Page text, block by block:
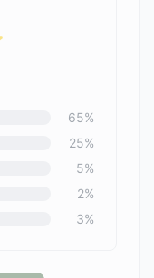
65%
25%
5%
2%
3%